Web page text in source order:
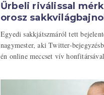
Űrbeli riválissal
orosz
Egyedi sakkjátszmáról tett
nagymester, aki Twitter-
én online meccset vív